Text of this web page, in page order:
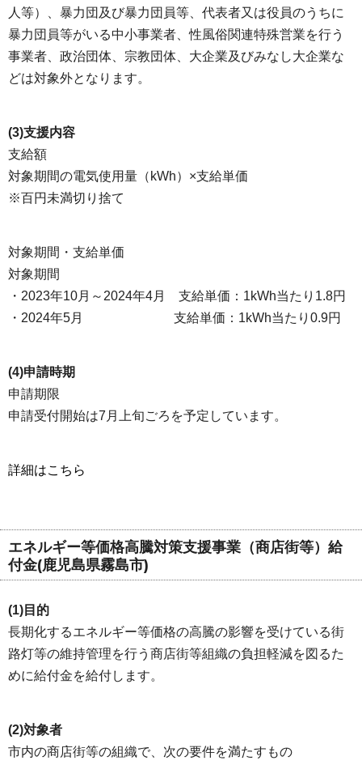
人等）、暴力団及び暴力団員等、代表者又は役員のうちに
暴力団員等がいる中小事業者、性風俗関連特殊営業を行う
事業者、政治団体、宗教団体、大企業及びみなし大企業な
どは対象外となります。
(3)支援内容
支給額
対象期間の電気使用量（kWh）×支給単価
※百円未満切り捨て
対象期間・支給単価
対象期間
・2023年10月～2024年4月 支給単価：1kWh当たり1.8円
・2024年5月 支給単価：1kWh当たり0.9円
(4)申請時期
申請期限
申請受付開始は7月上旬ごろを予定しています。
詳細はこちら
エネルギー等価格高騰対策支援事業（商店街等）給
付金(鹿児島県霧島市)
(1)目的
長期化するエネルギー等価格の高騰の影響を受けている街
路灯等の維持管理を行う商店街等組織の負担軽減を図るた
めに給付金を給付します。
(2)対象者
市内の商店街等の組織で、次の要件を満たすもの